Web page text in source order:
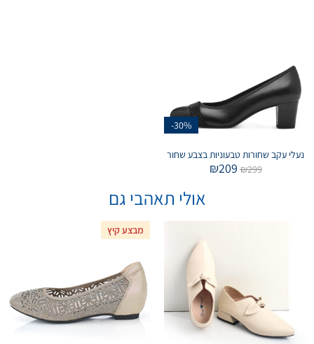
-30%
נעלי עקב שחורות טבעוניות בצבע שחור
₪299
₪209
אולי תאהבי גם
מבצע קיץ